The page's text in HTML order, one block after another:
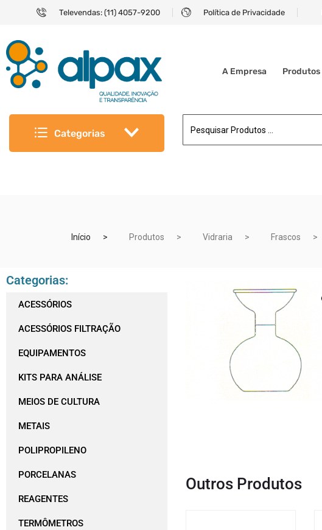
Televendas: (11) 4057-9200 Política de Privacidade
A Empresa Produtos
Categorias
Início Produtos Vidraria Frascos
Categorias:
ACESSÓRIOS
ACESSÓRIOS FILTRAÇÃO
EQUIPAMENTOS
KITS PARA ANÁLISE
MEIOS DE CULTURA
METAIS
POLIPROPILENO
PORCELANAS
REAGENTES
TERMÔMETROS
Outros Produtos